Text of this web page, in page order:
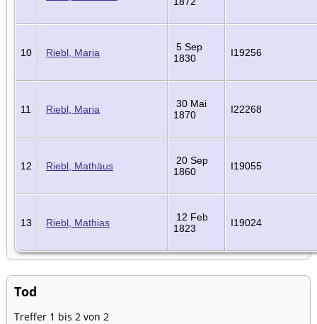
10 Riebl, Maria
5 Sep
1830
I19256
11 Riebl, Maria
30 Mai
1870
I22268
12 Riebl, Mathäus
20 Sep
1860
I19055
13 Riebl, Mathias
12 Feb
1823
I19024
Tod
Treffer 1 bis 2 von 2